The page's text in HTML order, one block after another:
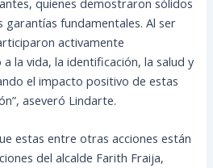
garantías fundamentales. Al ser
activamente
la vida, la identificación, la salud y
el impacto positivo de estas
aseveró Lindarte.
estas entre otras acciones están
del alcalde Farith Fraija,